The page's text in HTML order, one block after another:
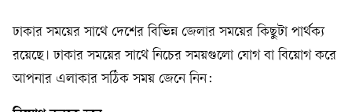
ঢাকার সময়ের সাথে দেশের বিভিন্ন জেলার সময়ের কিছুটা পার্থক্য
রয়েছে। ঢাকার সময়ের সাথে নিচের সময়গুলো যোগ বা বিয়োগ করে
আপনার এলাকার সঠিক সময় জেনে নিন: